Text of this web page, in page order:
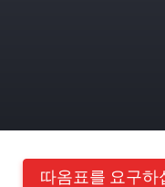
따옴표를 요구하